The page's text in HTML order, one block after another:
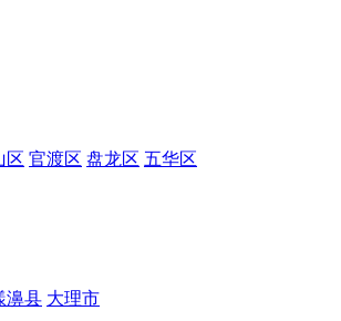
区 官渡区 盘龙区 五华区
濞县 大理市